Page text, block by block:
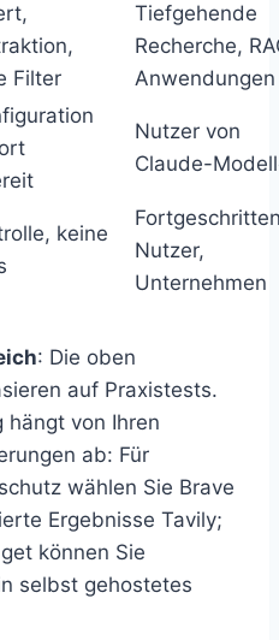
Filter
Tiefgehende
Recherche,
Anwendungen
Nutzer von
Claude-
keine
Nutzer,
Unternehmen
: Die oben
auf Praxistests.
hängt von Ihren
ab: Für
wählen Sie Brave
Ergebnisse Tavily;
können Sie
selbst gehostetes